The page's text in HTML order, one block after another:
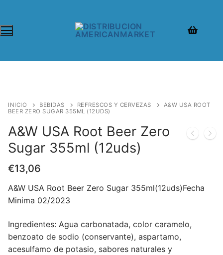
INICIO BEBIDAS REFRESCOS Y CERVEZAS
A&W USA ROOT
BEER ZERO SUGAR 355ML (12UDS)
A&W USA Root Beer Zero
Sugar 355ml (12uds)
€13,06
A&W USA Root Beer Zero Sugar 355ml(12uds)Fecha
Minima 02/2023
Ingredientes: Agua carbonatada, color caramelo,
benzoato de sodio (conservante), aspartamo,
acesulfamo de potasio, sabores naturales y